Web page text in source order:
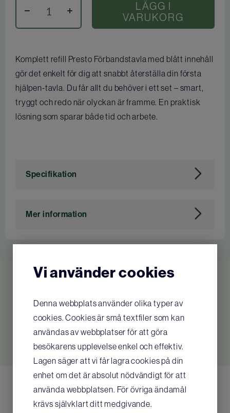
Vi använder cookies
Denna webbplats använder olika typer av
cookies. Cookies är små textfiler som kan
användas av webbplatser för att göra
besökarens upplevelse enkel och effektiv.
Lagen säger att vi får lagra cookies på din
enhet om det är absolut nödvändigt för att
använda webbplatsen. För övriga ändamål
krävs självklart ditt medgivande.
LÄGG I
VARUKORG
Komplett refill Presto Förbandstavla med blått innehåll
gör det enkelt för dig att snabbt återställa din första
hjälpen-tavla. Du får allt du behöver i ett set – smart,
tryggt och redo när olyckan är framme. En praktisk
lösning som sparar både tid och arbete.
Specifikation
Mer information
Innehåll:
(ca 15x18cm), 2 par handskar (stl L), 2 x elastisk
• Behandling av Stora sår (Kit) 1 x stort
traumaförband (ca 28x20cm), 2 x Kompress
(10x10cm & 5x5cm), 1 x elastisk binda (ca
10cmx4m)
• Behandling av Små sår (Kit) 1 x fingerförband, 1
x Kompress (5x5cm), 1 x Suturtejp, 1 x Kirurgtejp
(2,5cmx5m)
• Behandling av Brännskador (Kit) 2 x 3,5g
Inga relaterade produkter hittades